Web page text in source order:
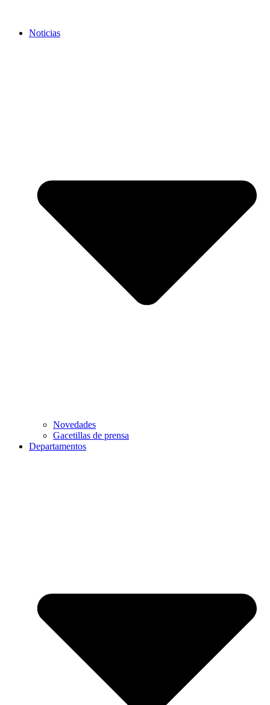
Noticias
Novedades
Gacetillas de prensa
Departamentos